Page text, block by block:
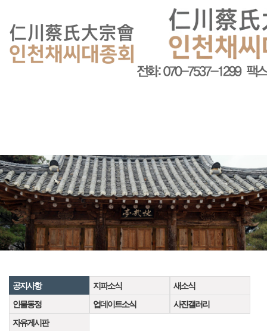
로그인
오늘0 어제0최대0전체0
">
공지사항 지파소식
새소식
인물동정
업데이트소식
사진갤러리
자유게시판